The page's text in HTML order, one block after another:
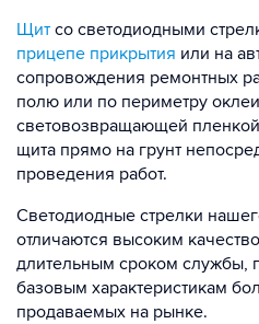
Щит со светодиодными
прицепе прикрытия или на
сопровождения ремонтных
полю или по периметру
световозвращающей
щита прямо на грунт
проведения работ.
Светодиодные стрелки
отличаются высоким
длительным сроком службы,
базовым характеристикам
продаваемых на рынке.